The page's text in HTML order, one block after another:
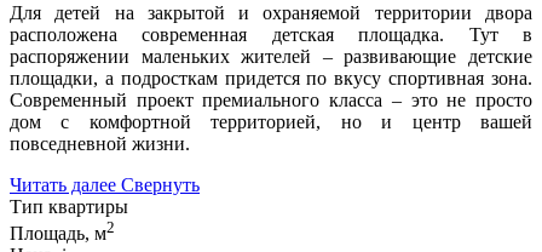
Для детей на закрытой и охраняемой территории двора
расположена современная детская площадка. Тут в
распоряжении маленьких жителей – развивающие детские
площадки, а подросткам придется по вкусу спортивная зона.
Современный проект премиального класса – это не просто
дом с комфортной территорией, но и центр вашей
повседневной жизни.
Читать далее Свернуть
Тип квартиры
Площадь, м2